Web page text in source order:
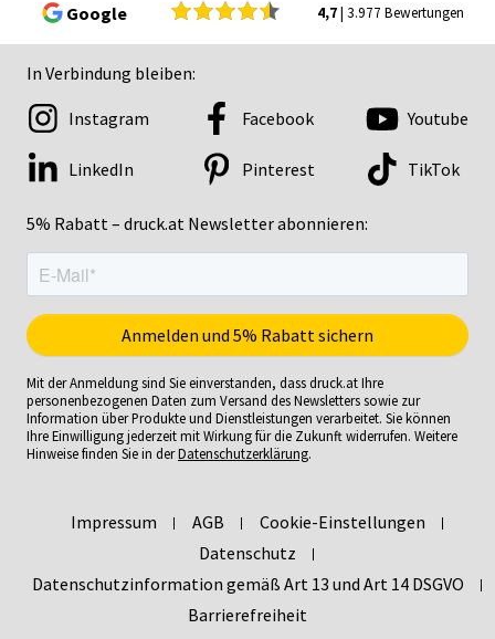
Google 4,7| 3.977 Bewertungen
In Verbindung bleiben:
5% Rabatt – druck.at Newsletter abonnieren:
Instagram Facebook Youtube
LinkedIn Pinterest TikTok
Mit der Anmeldung sind Sie einverstanden, dass druck.at Ihre
personenbezogenen Daten zum Versand des Newsletters sowie zur
Information über Produkte und Dienstleistungen verarbeitet. Sie können
Ihre Einwilligung jederzeit mit Wirkung für die Zukunft widerrufen. Weitere
Hinweise finden Sie in derDatenschutzerklärung.
Impressum AGB
Cookie-Einstellungen
Datenschutz
Datenschutzinformation gemäß Art 13 und Art 14 DSGVO
Barrierefreiheit